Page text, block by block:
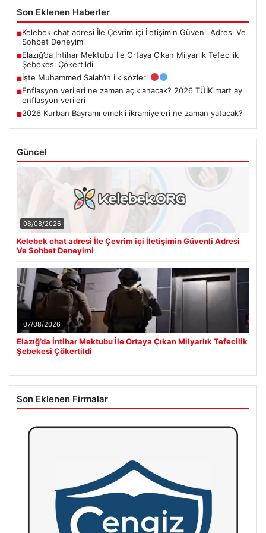
Son Eklenen Haberler
■Kelebek chat adresi İle Çevrim içi İletişimin Güvenli Adresi Ve
Sohbet Deneyimi
■Elazığ’da İntihar Mektubu İle Ortaya Çıkan Milyarlık Tefecilik
Şebekesi Çökertildi
■İşte Muhammed Salah’ın ilk sözleri
■Enflasyon verileri ne zaman açıklanacak? 2026 TÜİK mart ayı
enflasyon verileri
■2026 Kurban Bayramı emekli ikramiyeleri ne zaman yatacak?
Güncel
08/08/2026
Kelebek chat adresi İle Çevrim içi İletişimin Güvenli Adresi
Ve Sohbet Deneyimi
07/08/2026
Elazığ’da İntihar Mektubu İle Ortaya Çıkan Milyarlık Tefecilik
Şebekesi Çökertildi
Son Eklenen Firmalar